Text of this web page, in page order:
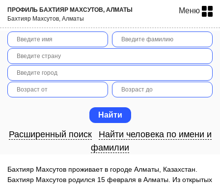
ПРОФИЛЬ БАХТИЯР МАХСУТОВ, АЛМАТЫ
Бахтияр Махсутов, Алматы
Меню
Расширенный поиск
Найти человека по имени и
фамилии
Бахтияр Махсутов проживает в городе Алматы, Казахстан.
Бахтияр Махсутов родился 15 февраля в Алматы. Из открытых